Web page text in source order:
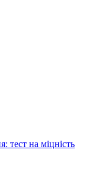
тест на міцність